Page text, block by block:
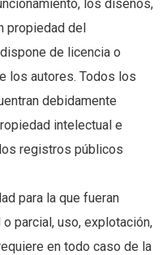
los diseños,
propiedad del
de licencia o
los autores. Todos los
debidamente
intelectual e
registros públicos
para la que fueran
parcial, uso, explotación,
en todo caso de la